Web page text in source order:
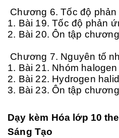
Chương 6. Tốc độ phản
1. Bài 19. Tốc độ phản
2. Bài 20. Ôn tập
Chương 7. Nguyên tố
1. Bài 21. Nhóm halogen
2. Bài 22. Hydrogen
3. Bài 23. Ôn tập
Dạy kèm Hóa lớp 10
Sáng Tạo